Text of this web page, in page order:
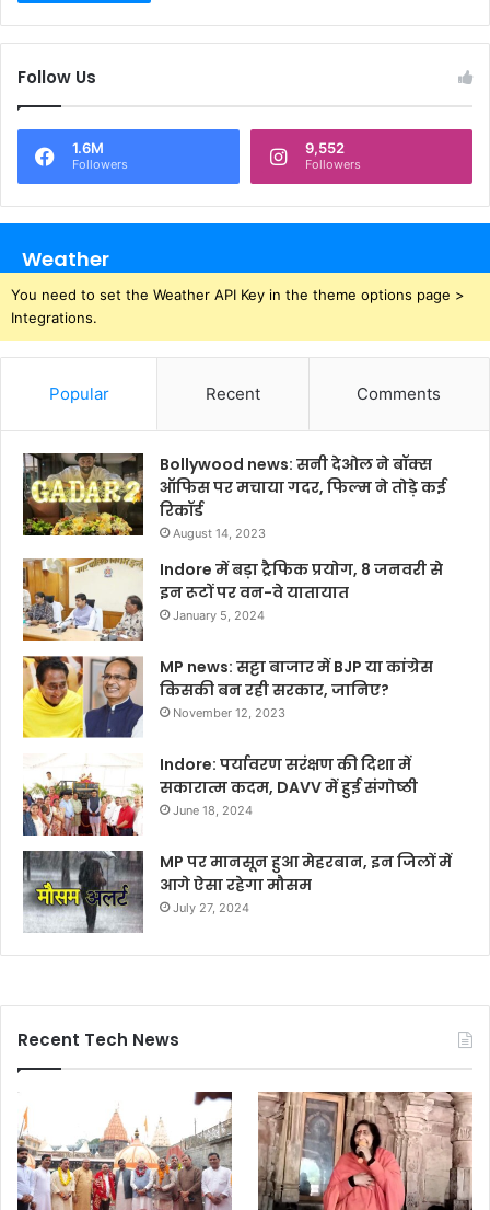
Follow Us
1.6M
Followers
9,552
Followers
Weather
You need to set the Weather API Key in the theme options page >
Integrations.
Popular Recent Comments
Bollywood news: सनी देओल ने बॉक्स
ऑफिस पर मचाया गदर, फिल्म ने तोड़े कई
रिकॉर्ड
August 14, 2023
Indore में बड़ा ट्रैफिक प्रयोग, 8 जनवरी से
इन रूटों पर वन-वे यातायात
January 5, 2024
MP news: सट्टा बाजार में BJP या कांग्रेस
किसकी बन रही सरकार, जानिए?
November 12, 2023
Indore: पर्यावरण सरंक्षण की दिशा में
सकारात्म कदम, DAVV में हुई संगोष्ठी
June 18, 2024
MP पर मानसून हुआ मेहरबान, इन जिलों में
आगे ऐसा रहेगा मौसम
July 27, 2024
Recent Tech News